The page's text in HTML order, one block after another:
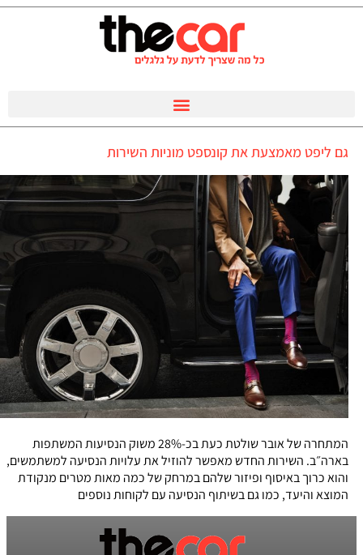
גם ליפט מאמצעת את קונספט מוניות השירות
המתחרה של אובר שולטת כעת בכ-28% משוק הנסיעות המשתפות
בארה״ב. השירות החדש מאפשר להוזיל את עלויות הנסיעה למשתמשים,
והוא כרוך באיסוף ופיזור שלהם במרחק של כמה מאות מטרים מנקודת
המוצא והיעד, כמו גם בשיתוף הנסיעה עם לקוחות נוספים